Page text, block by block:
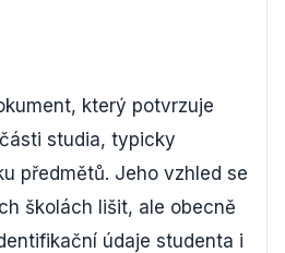
který potvrzuje
studia, typicky
předmětů. Jeho vzhled se
školách lišit, ale obecně
údaje studenta i